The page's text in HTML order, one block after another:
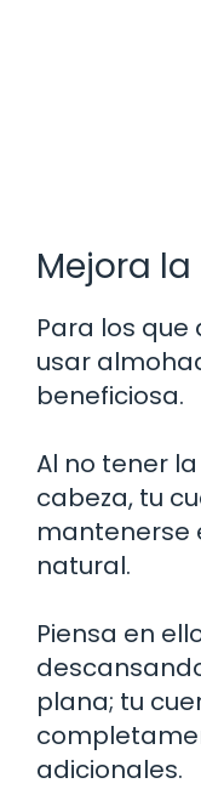
Mejora
Para los
usar
beneficiosa.
Al no tener
cabeza, tu
mantenerse
natural.
Piensa en
plana; tu
adicionales.